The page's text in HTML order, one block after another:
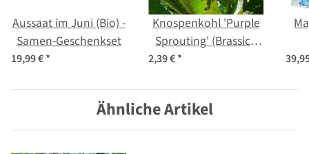
Aussaat im Juni (Bio) -
Samen-Geschenkset
19,99 €*
Knospenkohl 'Purple
Sprouting' (Brassica
oleracea var. italica)
2,39 €*
Ähnliche Artikel